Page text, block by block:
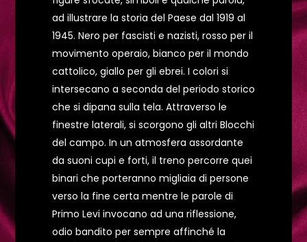
ad illustrare la storia del Paese dal 1919 al
1945. Nero per fascisti e nazisti, rosso per il
movimento operaio, bianco per il mondo
cattolico, giallo per gli ebrei. I colori si
intersecano a seconda del periodo storico
che si dipana sulla tela. Attraverso le
finestre laterali, si scorgono gli altri Blocchi
del campo. In un atmosfera assordante
da suoni cupi e forti, il treno percorre quei
binari che porteranno migliaia di persone
verso la fine certa mentre le parole di
Primo Levi invocano ad una riflessione,
odio bandito per sempre affinché la